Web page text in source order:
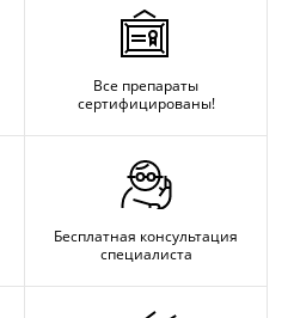
Все препараты
сертифицированы!
Бесплатная консультация
специалиста